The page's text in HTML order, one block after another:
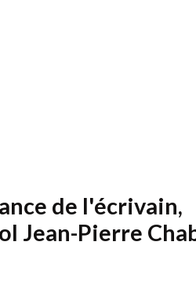
de l'écrivain,
Jean-Pierre